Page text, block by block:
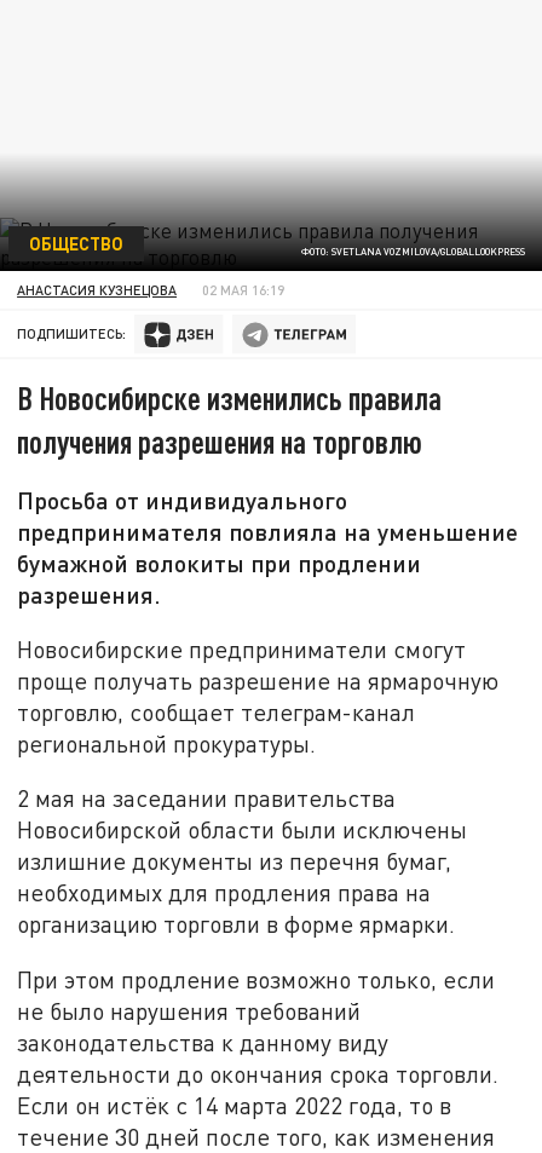
ФОТО: SVETLANA VOZMILOVA/GLOBALLOOKPRESS
ОБЩЕСТВО
АНАСТАСИЯ КУЗНЕЦОВА 02 МАЯ 16:19
ПОДПИШИТЕСЬ:
В Новосибирске изменились правила
получения разрешения на торговлю
Просьба от индивидуального
предпринимателя повлияла на уменьшение
бумажной волокиты при продлении
разрешения.
Новосибирские предприниматели смогут
проще получать разрешение на ярмарочную
торговлю, сообщает телеграм-канал
региональной прокуратуры.
2 мая на заседании правительства
Новосибирской области были исключены
излишние документы из перечня бумаг,
необходимых для продления права на
организацию торговли в форме ярмарки.
При этом продление возможно только, если
не было нарушения требований
законодательства к данному виду
деятельности до окончания срока торговли.
Если он истёк с 14 марта 2022 года, то в
течение 30 дней после того, как изменения